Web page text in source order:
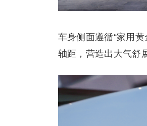
车身侧面遵循“家用
轴距，营造出大气舒